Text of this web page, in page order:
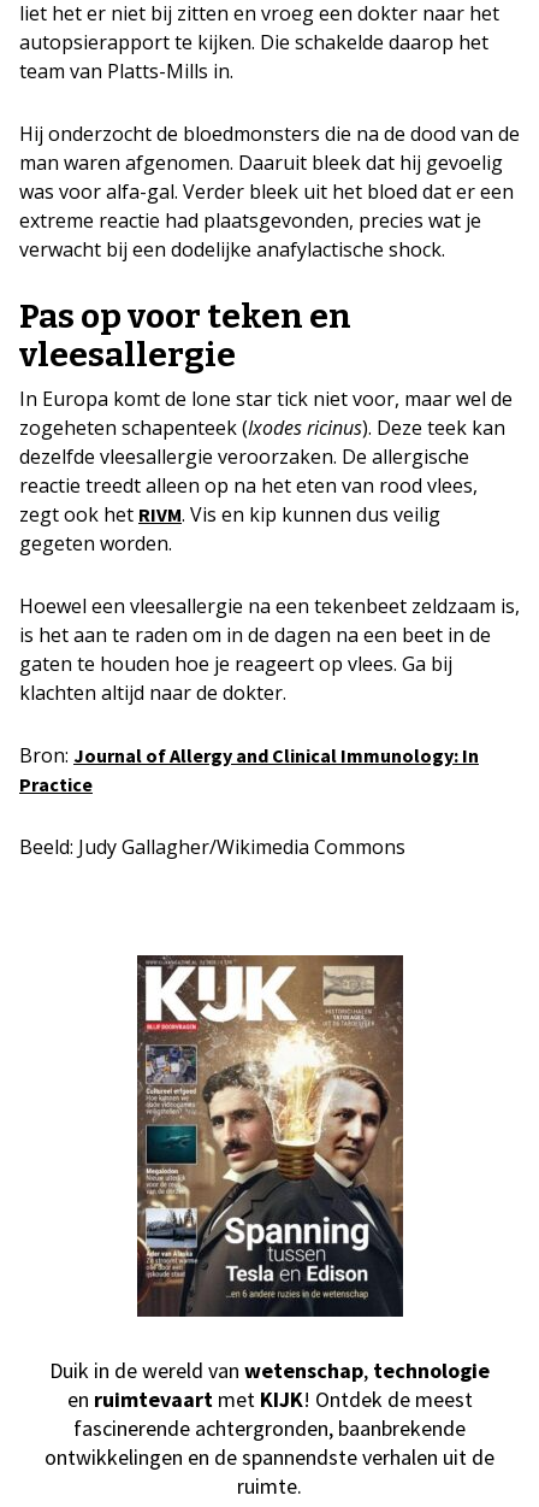
liet het er niet bij zitten en vroeg een dokter naar het
autopsierapport te kijken. Die schakelde daarop het
team van Platts-Mills in.
Hij onderzocht de bloedmonsters die na de dood van de
man waren afgenomen. Daaruit bleek dat hij gevoelig
was voor alfa-gal. Verder bleek uit het bloed dat er een
extreme reactie had plaatsgevonden, precies wat je
verwacht bij een dodelijke anafylactische shock.
Pas op voor teken en
vleesallergie
In Europa komt de lone star tick niet voor, maar wel de
zogeheten schapenteek (Ixodes ricinus). Deze teek kan
dezelfde vleesallergie veroorzaken. De allergische
reactie treedt alleen op na het eten van rood vlees,
zegt ook het RIVM. Vis en kip kunnen dus veilig
gegeten worden.
Hoewel een vleesallergie na een tekenbeet zeldzaam is,
is het aan te raden om in de dagen na een beet in de
gaten te houden hoe je reageert op vlees. Ga bij
klachten altijd naar de dokter.
Bron: Journal of Allergy and Clinical Immunology: In
Practice
Beeld: Judy Gallagher/Wikimedia Commons
Duik in de wereld van wetenschap, technologie
en ruimtevaartmet KIJK! Ontdek de meest
fascinerende achtergronden, baanbrekende
ontwikkelingen en de spannendste verhalen uit de
ruimte.